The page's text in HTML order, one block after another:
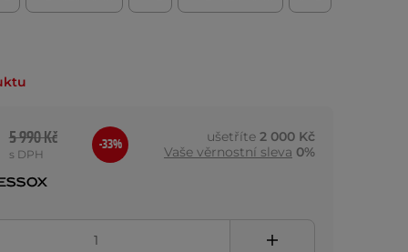
5 990 Kč
s DPH
-33% ušetříte 2 000 Kč
Vaše věrnostní sleva 0%